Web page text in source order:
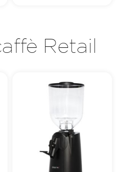
Retail